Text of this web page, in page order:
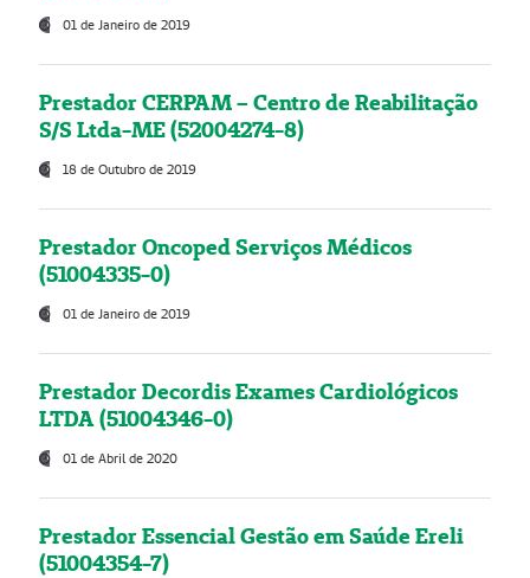
01 de Janeiro de 2019
Prestador CERPAM – Centro de Reabilitação
S/S Ltda-ME (52004274-8)
18 de Outubro de 2019
Prestador Oncoped Serviços Médicos
(51004335-0)
01 de Janeiro de 2019
Prestador Decordis Exames Cardiológicos
LTDA (51004346-0)
01 de Abril de 2020
Prestador Essencial Gestão em Saúde Ereli
(51004354-7)